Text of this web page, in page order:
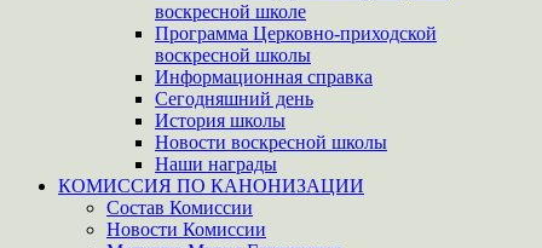
воскресной школе
Программа Церковно-приходской
воскресной школы
Информационная справка
Сегодняшний день
История школы
Новости воскресной школы
Наши награды
КОМИССИЯ ПО КАНОНИЗАЦИИ
Состав Комиссии
Новости Комиссии